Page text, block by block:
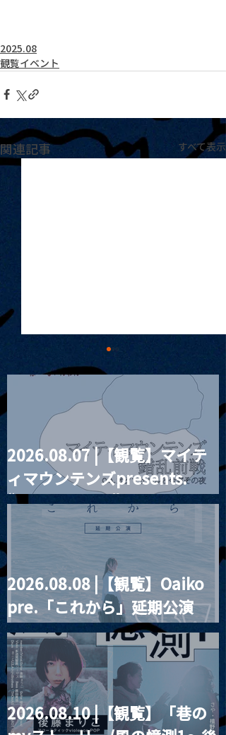
2025.08
観覧イベント
関連記事 すべて表示
MoonRomantic
Channel1周年記念Live
2026.08.07 |【観覧】マイテ
ィマウンテンズpresents.
“HALL-IN-ONE”
2026.08.08 |【観覧】Oaiko
pre.「これから」延期公演
Blurred City Lights × 17歳
とベルリンの壁
2026.08.10 |【観覧】「巷の